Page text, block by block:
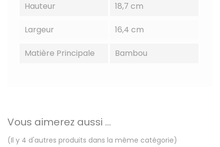
Hauteur 18,7 cm
Largeur 16,4 cm
Matière Principale Bambou
Vous aimerez aussi ...
(Il y 4 d'autres produits dans la même catégorie)